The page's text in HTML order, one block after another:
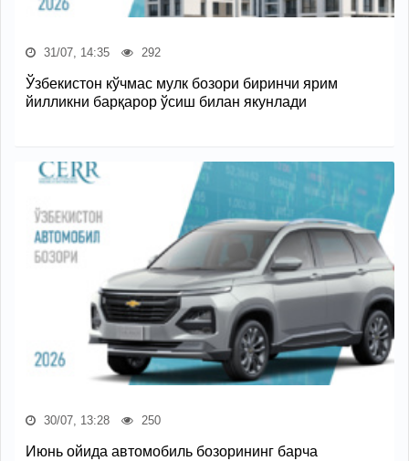
31/07, 14:35 292
Ўзбекистон кўчмас мулк бозори биринчи ярим
йилликни барқарор ўсиш билан якунлади
30/07, 13:28 250
Июнь ойида автомобиль бозорининг барча